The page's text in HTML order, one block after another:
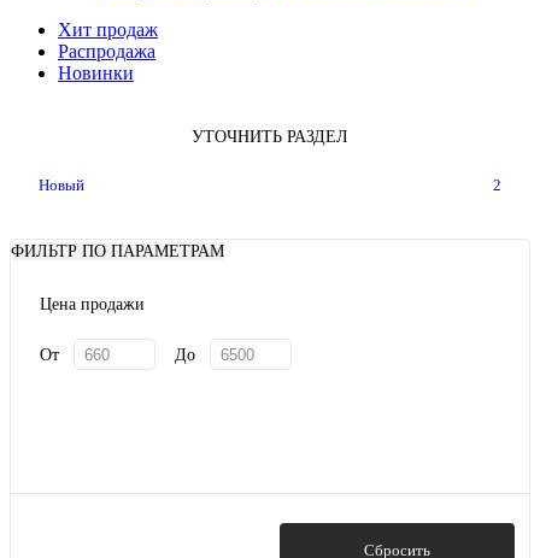
Хит продаж
Распродажа
Новинки
УТОЧНИТЬ РАЗДЕЛ
Новый 2
ФИЛЬТР ПО ПАРАМЕТРАМ
Цена продажи
От До
Сбросить